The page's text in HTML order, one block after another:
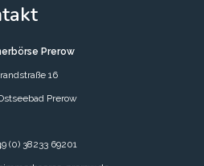
Prerow
16
Prerow
(0) 38233 69201